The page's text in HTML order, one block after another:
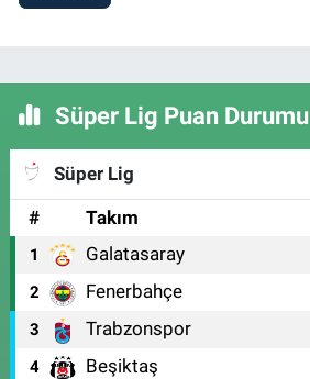
Süper Lig Puan Durumu
Süper Lig
#
Takım
1 Galatasaray
2 Fenerbahçe
3 Trabzonspor
4 Beşiktaş